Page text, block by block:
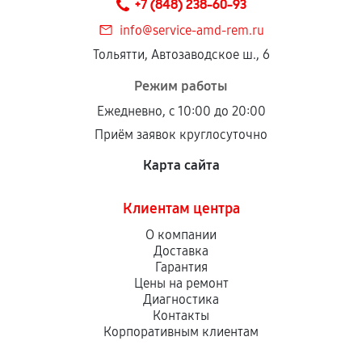
+7 (848) 238-60-93
info@service-amd-rem.ru
Тольятти, Автозаводское ш., 6
Режим работы
Ежедневно, с 10:00 до 20:00
Приём заявок круглосуточно
Карта сайта
Клиентам центра
О компании
Доставка
Гарантия
Цены на ремонт
Диагностика
Контакты
Корпоративным клиентам